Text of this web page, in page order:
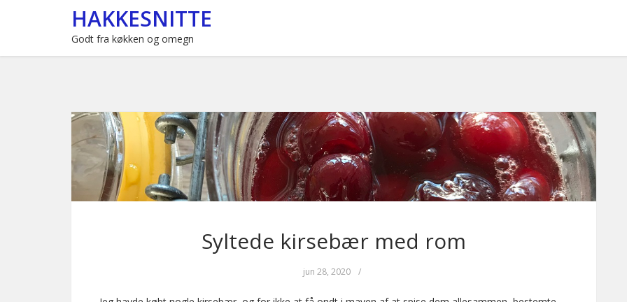
HAKKESNITTE
Godt fra køkken og omegn
Syltede kirsebær med rom
jun 28, 2020 /